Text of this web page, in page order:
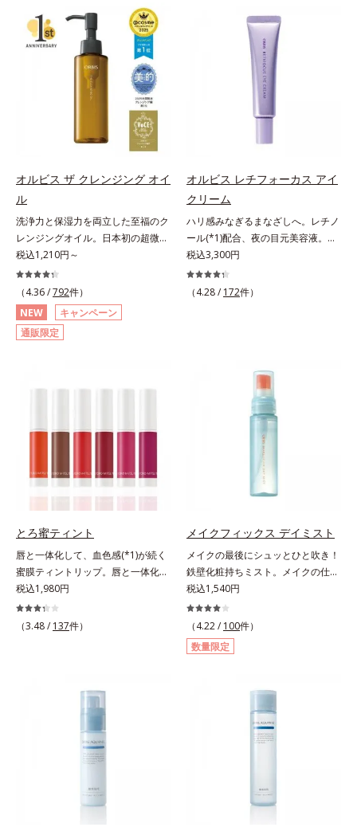
かさ印象が高く評価されたこと*3
2022年12月22日時点で、科学文献
データベースPubMed及びGoogle
scholarにより国内化粧品業界にお
いて該当文献がないことを確認（ポ
ーラ化成研究所調べ）アレルギーテ
スト済＝全ての方にアレルギーが起
こらないということではありませ
ん。ノンコメドジェニックテスト済
と）ができないというわけではあり
ません。
＝乾燥を防ぎ、うるおいに満ちた肌
へ導く保湿成分、植物由来アミノ酸
（エルゴチオネイン）配合＝肌を整
え、すこやかに保つ保湿成分、微生
物由来アミノ酸（エクトイン）配合
＝乱れた角層にうるおいを与え、肌
を除くLM＝さっぱり高保湿タイプ
高保湿タイプ（普通肌～超乾性肌）
アレルギーテスト済＝全ての方にア
はありません。
ズは、年齢による肌悩み一つ一つを
対処するのではなく、肌で起きてい
ることの根本原因に着目。加齢とと
もに現れる年齢サイン(*5)について
研究を進めたところ、弾力感のない
状態である「ハリのなさ」や、くす
み(*6)などが現れている状態である
「透明感のなさ」が現れることで大
人の肌印象に大きな影響を与えてい
ビスユー ドットシリーズは美容成
ター(*8)」を配合。そして、従来か
ら配合している美白有効成分「トラ
ネキサム酸」を配合しました。さら
に、シリーズ共通の美容成分(*7)
「GLルートブースター(*9)」を配合
することで、肌のふっくら感や透明
感を叶えます。美白ケアしながら多
角的なエイジングケアが叶うシリー
ズに。3ステップで上向き(*10)のハ
援します。*1 メラニンの生成を抑
シュ除く）*2 オルビス内スキンケ
る*5 乾燥、ハリ・ツヤのなさ
ロニセラカエルレア果汁、ノバラエ
キス配合＝うるおいを与えハリと透
明感に満ちた肌へ導く保湿成分*9
メマツヨイグサ抽出液、スイカズラ
エキス配合＝角層のすみずみまで水
分・油分を保ち、ハリ・ツヤを与え
る保湿成分*10 気持ちのことアレ
ルギーテスト済＝全ての方にアレル
来AHA(*2)が古い角質をやわらかく
し、手強い汚れも落としやすく。ク
イックフィット成分(*3)がほぐれた
角層の汚れを素早くなじませ、コッ
トンで除去します。話題の美容成分
C(*5)や高浸透セラミド(*6)配合で肌
らずのまっさら肌へ。メイクのり
(*7)もよくなります。さわやかさ広
がるシトラスハーバルの香り。*1
乾燥による*2 クエン酸配合＝角層
柔軟成分*3 イソペンチルジオール
配合＝保湿成分*4 ツボクサ葉エキ
ス配合＝保湿成分*5 パルミチン酸
アスコルビルリン酸3Na配合＝保湿
オルビス ザ クレンジング オイ
ル
洗浄力と保湿力を両立した至福のク
レンジングオイル。日本初の超微粒
子技術(*1)が毛穴奥の微細な汚れに
アプローチ。圧倒的な洗浄力と毛穴
悩みに着目したクレンジングオイル
です。日本初・超微粒子技術(*1)
で、さっと塗り広げるだけで濃いメ
イクはもちろん毛穴悩みも取り去
ンジング(*2)をご用意しました。ポ
微粒子とオイルが肌と汚れの間に入
り込み、小さくばらけて肌表面にう
することを防止し、細かい毛穴汚れ
をごっそりするん！角栓溶解オイル
(*4)が詰まりや黒ずみも溶かして、
毛穴の目立ちにくいすべすべ肌に洗
い上げます。大人肌のためのくすみ
(*5)を晴らすアプローチによって圧
やかな肌に導きます。*1 ポーラ化
成独自の（Ｃ１２－２０）アルキル
ルから、汚れをはね返す水の膜をつ
くる技術が日本初（2024年12月時
*2 オルビス内でかつてないオイル
クレンジングのこと*3 ポーラ化成
独自の（Ｃ１２－２０）アルキルグ
税込1,210円～
（4.36 /792件）
NEW
キャンペーン
通販限定
オルビス レチフォーカス アイ
クリーム
ハリ感みなぎるまなざしへ。レチノ
ール(*1)配合、夜の目元美容液。オ
ルビスの目元技術を結集し、ハリ感
みなぎるまなざしへ。レチノール
(*1)配合の目元美容液です。目元悩
び覚まします。ハリ膜がのび広が
り、肌表面にピン！としたハリ感を
与え、さらに疑似セラミド(*3)が角
層の隙間に浸透(*4)。夜のスキンケ
アの最後にプラスすることで乾燥に
よる小ジワを目立たなくし、ハリ感
みなぎる目元を目指します。*1 レ
チノール配合＝保湿成分*2 パルミ
（フィトステリル/オクチルドデシ
ル）配合＝保湿成分*4 角層まで
税込3,300円
（4.28 / 172件）
とろ蜜ティント
唇と一体化して、血色感(*1)が続く
蜜膜ティントリップ。唇と一体化し
て色落ちしにくいティント処方とう
るおいを両立した、ティントリップ
です。色が長時間唇に密着するオイ
による唇の乾燥を防ぐため、一部の
色素に特殊コーティング処理(*4)を
成分(*5)も配合。しっとり感をキー
プし、ぷるんとした唇に。さっとひ
人の肌に血色感を与え、唇を自然に
美しく彩る色設計です。*1 メイク
効果による*2 水添ポリイソブテン
税込1,980円
（3.48 / 137件）
メイクフィックス デイミスト
メイクの最後にシュッとひと吹き！
鉄壁化粧持ちミスト。メイクの仕上
げにシュッとひと吹き。肌とメイク
の密着感をピタッと高め、メイクく
ずれを防ぎ、化粧持ちをアップさせ
るミストタイプの化粧水です。くず
れ防止成分(*1)を含む層と美容成分
振って混ぜると、美容成分がくずれ
ピタッと密着。くずれ防止成分が
汗・水・皮脂をはじきながら、美容
さらに保湿成分配合でうるおい感が
続き、エアコンなどによる乾燥も防
税込1,540円
（4.22 / 100件）
数量限定